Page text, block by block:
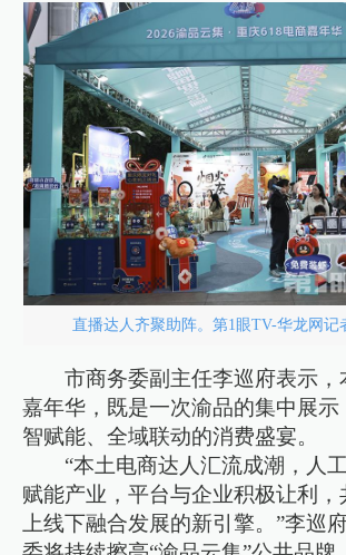
直播达人齐聚助阵。第1眼TV-华龙网记
市商务委副主任李巡府表示，
嘉年华，既是一次渝品的集中展示
智赋能、全域联动的消费盛宴。
“本土电商达人汇流成潮，人
赋能产业，平台与企业积极让利
上线下融合发展的新引擎。”李巡